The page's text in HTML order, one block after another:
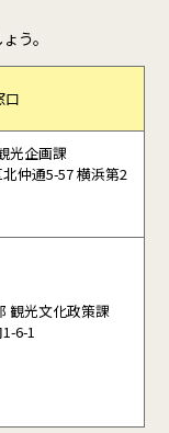
う。
口
光企画課
仲通5-57 横浜第2
観光文化政策課
6-1